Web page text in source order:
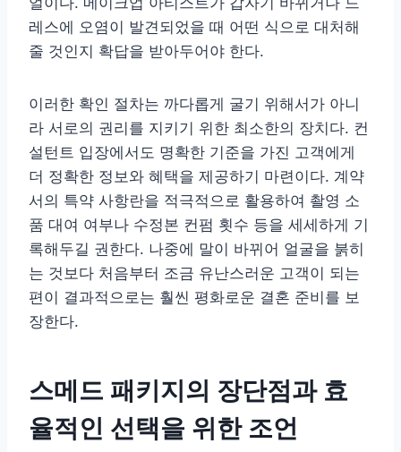
레스에 오염이 발견되었을 때 어떤 식으로 대처해
줄 것인지 확답을 받아두어야 한다.
이러한 확인 절차는 까다롭게 굴기 위해서가 아니
라 서로의 권리를 지키기 위한 최소한의 장치다. 컨
설턴트 입장에서도 명확한 기준을 가진 고객에게
더 정확한 정보와 혜택을 제공하기 마련이다. 계약
서의 특약 사항란을 적극적으로 활용하여 촬영 소
품 대여 여부나 수정본 컨펌 횟수 등을 세세하게 기
록해두길 권한다. 나중에 말이 바뀌어 얼굴을 붉히
는 것보다 처음부터 조금 유난스러운 고객이 되는
편이 결과적으로는 훨씬 평화로운 결혼 준비를 보
장한다.
스메드 패키지의 장단점과 효
율적인 선택을 위한 조언